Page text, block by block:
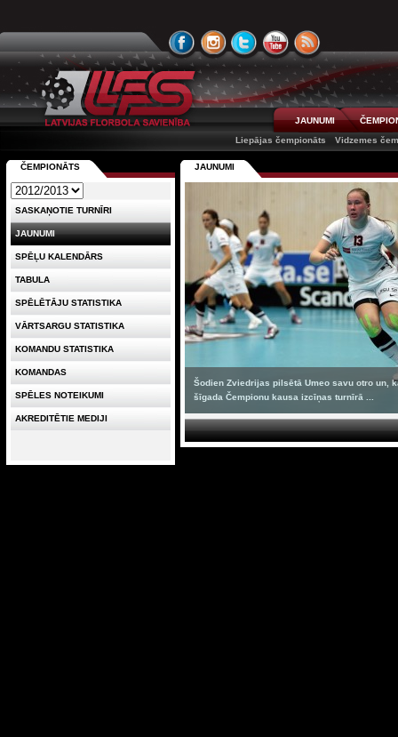
JAUNUMI
Liepājas čempionāts
Vidzemes
JAUNUMI
Šodien Zviedrijas pilsētā Umeo savu otro un,
šīgada Čempionu kausa izcīņas turnīrā ...
ČEMPIONĀTS
SASKAŅOTIE TURNĪRI
JAUNUMI
SPĒĻU KALENDĀRS
TABULA
SPĒLĒTĀJU STATISTIKA
VĀRTSARGU STATISTIKA
KOMANDU STATISTIKA
KOMANDAS
SPĒLES NOTEIKUMI
AKREDITĒTIE MEDIJI